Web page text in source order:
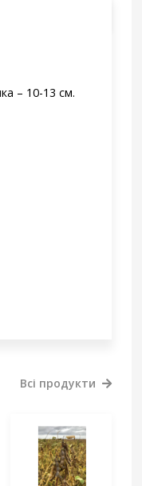
– 10-13 см.
Всі продукти